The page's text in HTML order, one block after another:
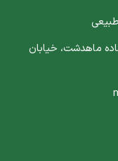
استان البرز، کرج، کیلومتر 5 جاده ماهدشت، خیابان